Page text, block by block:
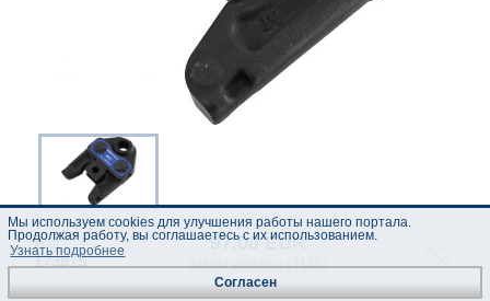
код :
173915
97.00 EUR
(Цены указаны с НДС)
Мы используем cookies для улучшения работы нашего портала.
Продолжая работу, вы соглашаетесь с их использованием.
Узнать подробнее
Согласен